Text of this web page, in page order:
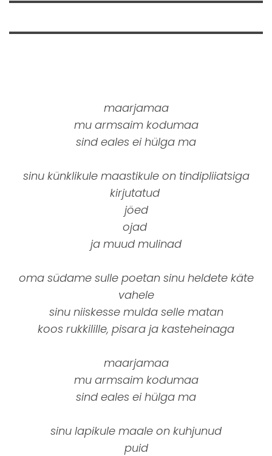
maarjamaa
mu armsaim kodumaa
sind eales ei hülga ma
sinu künklikule maastikule on tindipliiatsiga
kirjutatud
jöed
ojad
ja muud mulinad
oma südame sulle poetan sinu heldete käte
vahele
sinu niiskesse mulda selle matan
koos rukkilille, pisara ja kasteheinaga
maarjamaa
mu armsaim kodumaa
sind eales ei hülga ma
sinu lapikule maale on kuhjunud
puid